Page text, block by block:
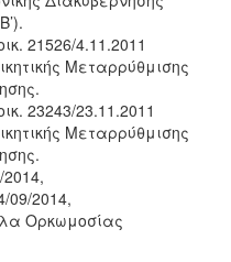
21526/4.11.2011
Μεταρρύθμισης
23243/23.11.2011
Μεταρρύθμισης
09/2014,
Ορκωμοσίας